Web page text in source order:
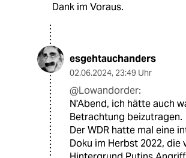
Dank im Voraus.
esgehtauchanders
02.06.2024, 23:49 Uhr
@Lowandorder:
N'Abend, ich hätte auch
Betrachtung beizutragen.
Der WDR hatte mal eine
Doku im Herbst 2022, die